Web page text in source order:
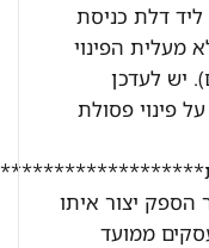
דלת כניסת
ללא מעלית הפינוי
יש לעדכן
פינוי פסולת
יצור איתו
עד 7 ימי עסקים ממועד